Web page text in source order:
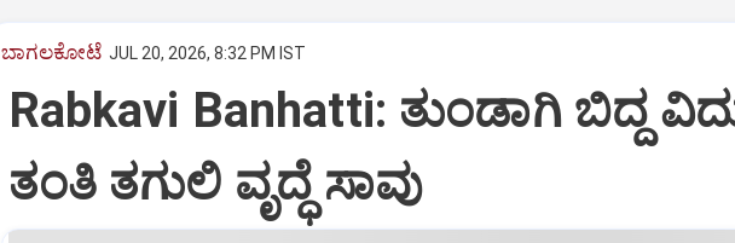
ಬಾಗಲಕೋಟೆ JUL 20, 2026, 8:32 PM IST
Rabkavi Banhatti: ತುಂಡಾಗಿ ಬಿದ್ದ
ತಂತಿ ತಗುಲಿ ವೃದ್ಧೆ ಸಾವು